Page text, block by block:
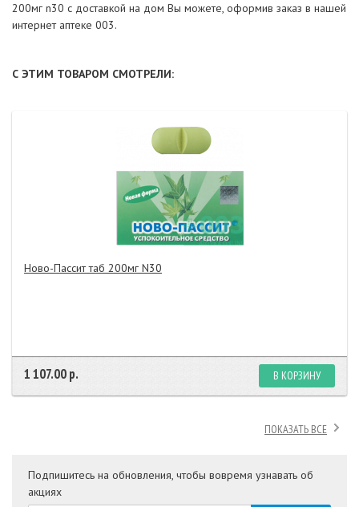
200мг n30 с доставкой на дом Вы можете, оформив заказ в нашей
интернет аптеке 003.
С ЭТИМ ТОВАРОМ СМОТРЕЛИ:
Ново-Пассит таб 200мг N30
1 107.00 р. В КОРЗИНУ
ПОКАЗАТЬ ВСЕ
Подпишитесь на обновления, чтобы вовремя узнавать об
акциях